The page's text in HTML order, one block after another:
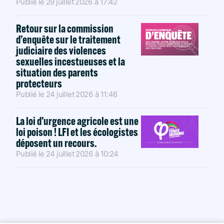
Retour sur la commission
d’enquête sur le traitement
judiciaire des violences
sexuelles incestueuses et la
situation des parents
protecteurs
Publié le 24 juillet 2026 à 11:46
La loi d’urgence agricole est une
loi poison ! LFI et les écologistes
déposent un recours.
Publié le 24 juillet 2026 à 10:24